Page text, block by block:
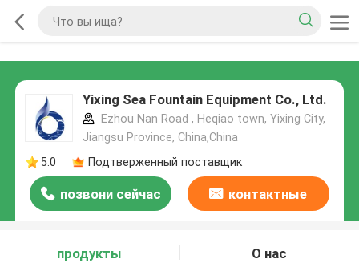
Yixing Sea Fountain Equipment Co., Ltd.
Ezhou Nan Road , Heqiao town, Yixing City,
Jiangsu Province, China,China
5.0
Подтверженный поставщик
позвони сейчас контактные
продукты
О нас